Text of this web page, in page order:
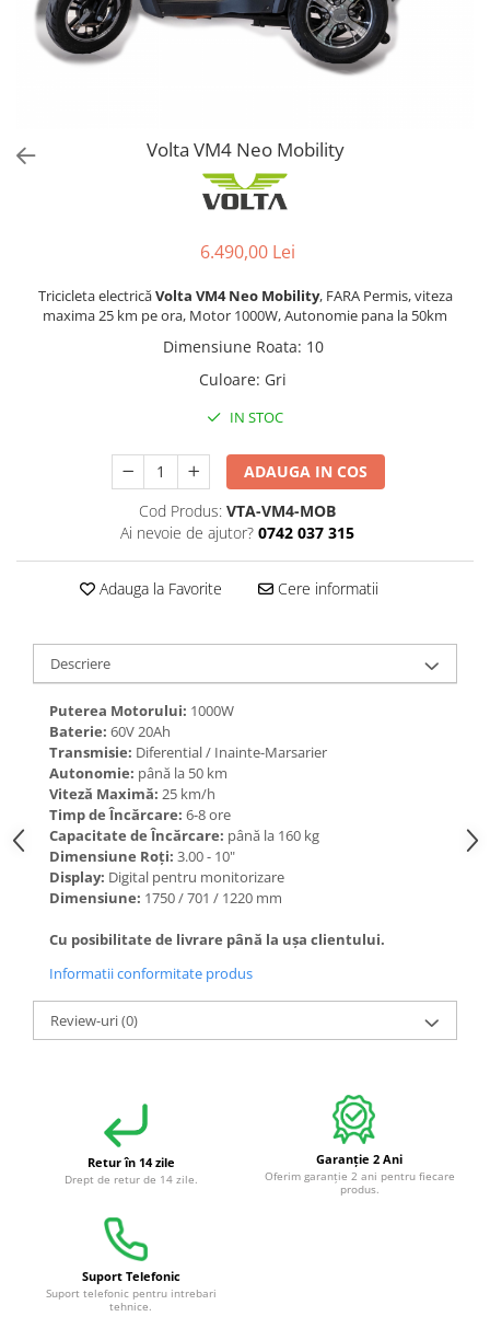
Volta VM4 Neo Mobility
6.490,00 Lei
Tricicleta electricăVolta VM4 Neo Mobility, FARA Permis, viteza
maxima 25 km pe ora, Motor 1000W, Autonomie pana la 50km
Dimensiune Roata: 10
Culoare: Gri
IN STOC
ADAUGA IN COS
Cod Produs: VTA-VM4-MOB
Ai nevoie de ajutor? 0742 037 315
Adauga la Favorite Cere informatii
Descriere
Puterea Motorului: 1000W
Baterie: 60V 20Ah
Transmisie: Diferential / Inainte-Marsarier
Autonomie: până la 50 km
Viteză Maximă: 25 km/h
Timp de Încărcare: 6-8 ore
Capacitate de Încărcare: până la 160 kg
Dimensiune Roți: 3.00 - 10"
Display: Digital pentru monitorizare
Dimensiune: 1750 / 701 / 1220 mm
Cu posibilitate de livrare până la ușa clientului.
Informatii conformitate produs
Review-uri(0)
Retur în 14 zile
Drept de retur de 14 zile.
Garanție 2 Ani
Oferim garanție 2 ani pentru fiecare
produs.
Suport Telefonic
Suport telefonic pentru intrebari
tehnice.